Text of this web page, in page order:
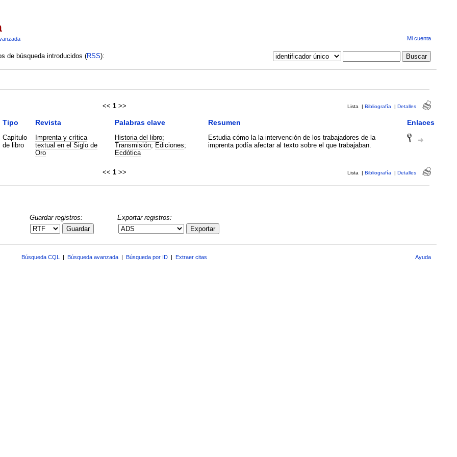
Mi cuenta
de búsqueda introducidos (RSS):
<< 1 >> Lista | Bibliografía | Detalles
Tipo Revista Palabras clave Resumen Enlaces
Capítulo
de libro
Imprenta y crítica
textual en el Siglo de
Oro
Historia del libro;
Transmisión; Ediciones;
Ecdótica
Estudia cómo la la intervención de los trabajadores de la
imprenta podía afectar al texto sobre el que trabajaban.
<< 1 >> Lista | Bibliografía | Detalles
Guardar registros:
Guardar
Exportar registros:
Exportar
Búsqueda CQL Búsqueda avanzada Búsqueda por ID Extraer citas Ayuda